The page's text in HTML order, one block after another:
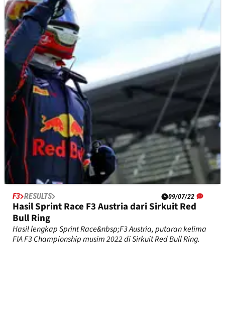
F3 RESULTS
Hasil Feature Race F3 Austria dari Sirkuit Red
Bull Ring
Hasil lengkap Feature Race&nbsp;F3 Austria, putaran kelima
FIA F3 Championship musim 2022 di Sirkuit Red Bull Ring.
F3 RESULTS 09/07/22
Hasil Sprint Race F3 Austria dari Sirkuit Red
Bull Ring
Hasil lengkap Sprint Race&nbsp;F3 Austria, putaran kelima
FIA F3 Championship musim 2022 di Sirkuit Red Bull Ring.